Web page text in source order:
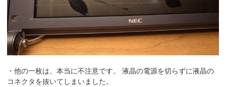
・他の一枚は、本当に不注意です。 液晶の電源を切らずに液晶の
コネクタを抜いてしまいました。